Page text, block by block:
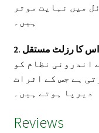
میں نہایت موثر
ہیں۔
اندرونی نظام کو
ہے جس کے اثرات
دیرپا ہوتے ہیں۔
Reviews